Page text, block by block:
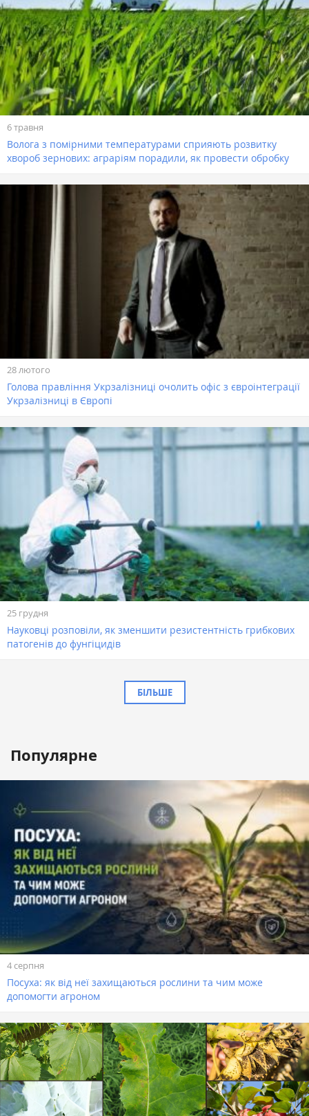
6 травня
Волога з помірними температурами сприяють розвитку
хвороб зернових: аграріям порадили, як провести обробку
28 лютого
Голова правління Укрзалізниці очолить офіс з євроінтеграції
Укрзалізниці в Європі
25 грудня
Науковці розповіли, як зменшити резистентність грибкових
патогенів до фунгіцидів
БІЛЬШЕ
Популярне
4 серпня
Посуха: як від неї захищаються рослини та чим може
допомогти агроном